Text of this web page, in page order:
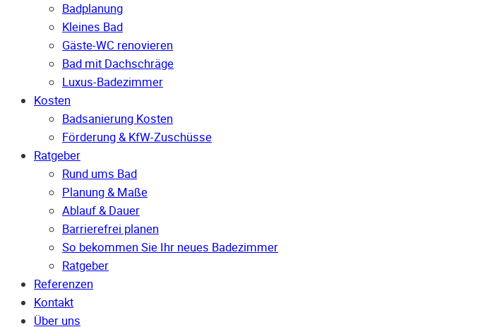
Badplanung
Kleines Bad
Gäste-WC renovieren
Bad mit Dachschräge
Luxus-Badezimmer
Kosten
Badsanierung Kosten
Förderung & KfW-Zuschüsse
Ratgeber
Rund ums Bad
Planung & Maße
Ablauf & Dauer
Barrierefrei planen
So bekommen Sie Ihr neues Badezimmer
Ratgeber
Referenzen
Kontakt
Über uns